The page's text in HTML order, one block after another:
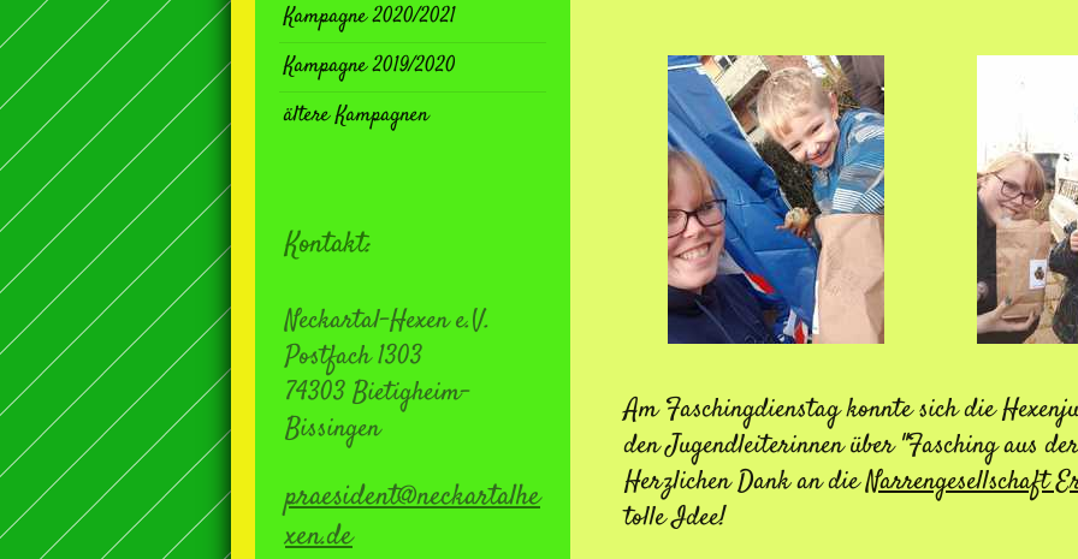
Am Faschingdienstag konnte sich die
den Jugendleiterinnen über "Fasching aus
Herzlichen Dank an dieNarrengesellschaft
tolle Idee!
Kampagne 2020/2021
Kampagne 2019/2020
ältere Kampagnen
Kontakt:
Neckartal-Hexen e.V.
Postfach 1303
74303 Bietigheim-
Bissingen
praesident@neckartalhe
xen.de